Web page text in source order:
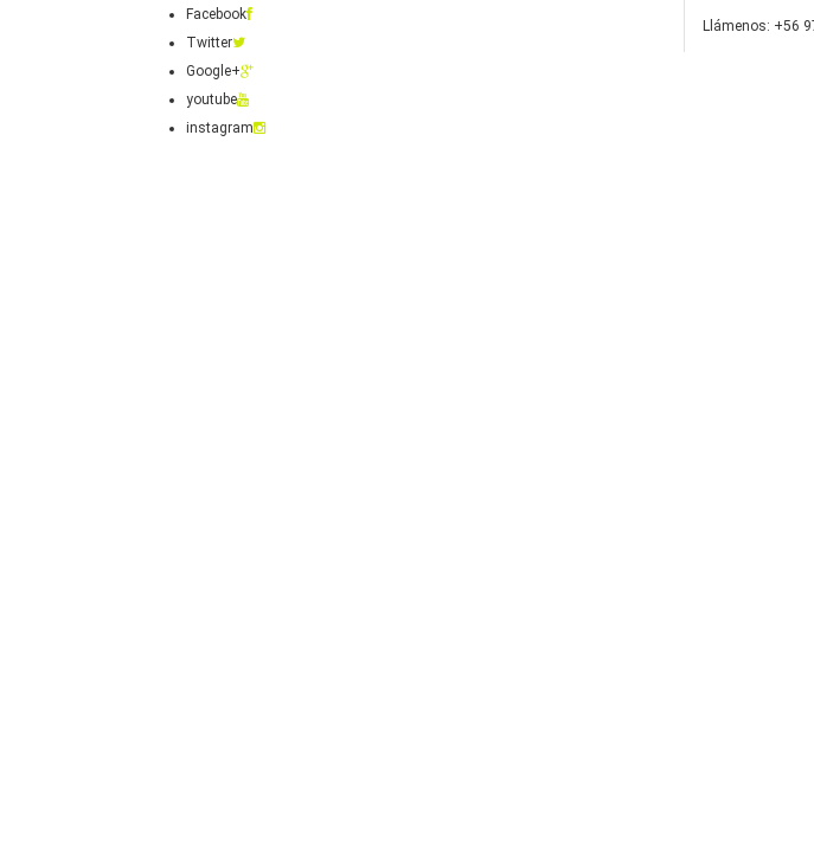
Facebook
Twitter
Google+
youtube
instagram
Llámenos: +56